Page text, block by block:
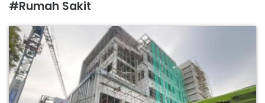
#Rumah Sakit